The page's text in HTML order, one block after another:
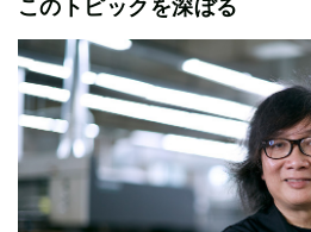
このトピックを深ぼる